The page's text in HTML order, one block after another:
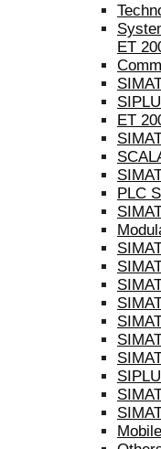
ET
ET
PLC